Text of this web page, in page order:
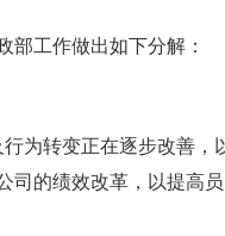
部工作做出如下分解：
为转变正在逐步改善，
司的绩效改革，以提高员